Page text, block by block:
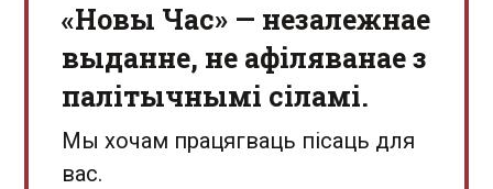
«Новы Час» — незалежнае
выданне, не афіляванае з
палітычнымі сіламі.
Мы хочам працягваць пісаць для
вас.